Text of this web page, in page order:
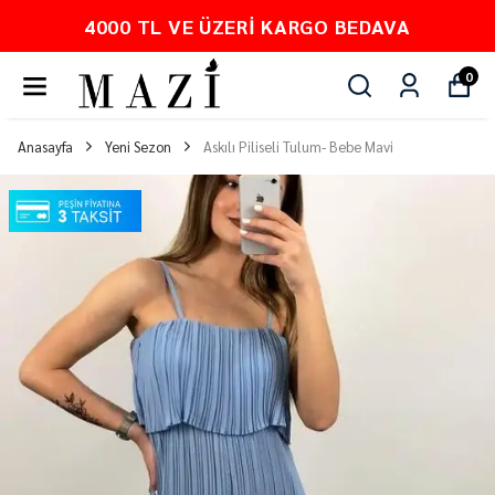
PEŞİN FİYATINA 3 TAKSİT
0
Anasayfa Yeni Sezon Askılı Piliseli Tulum- Bebe Mavi